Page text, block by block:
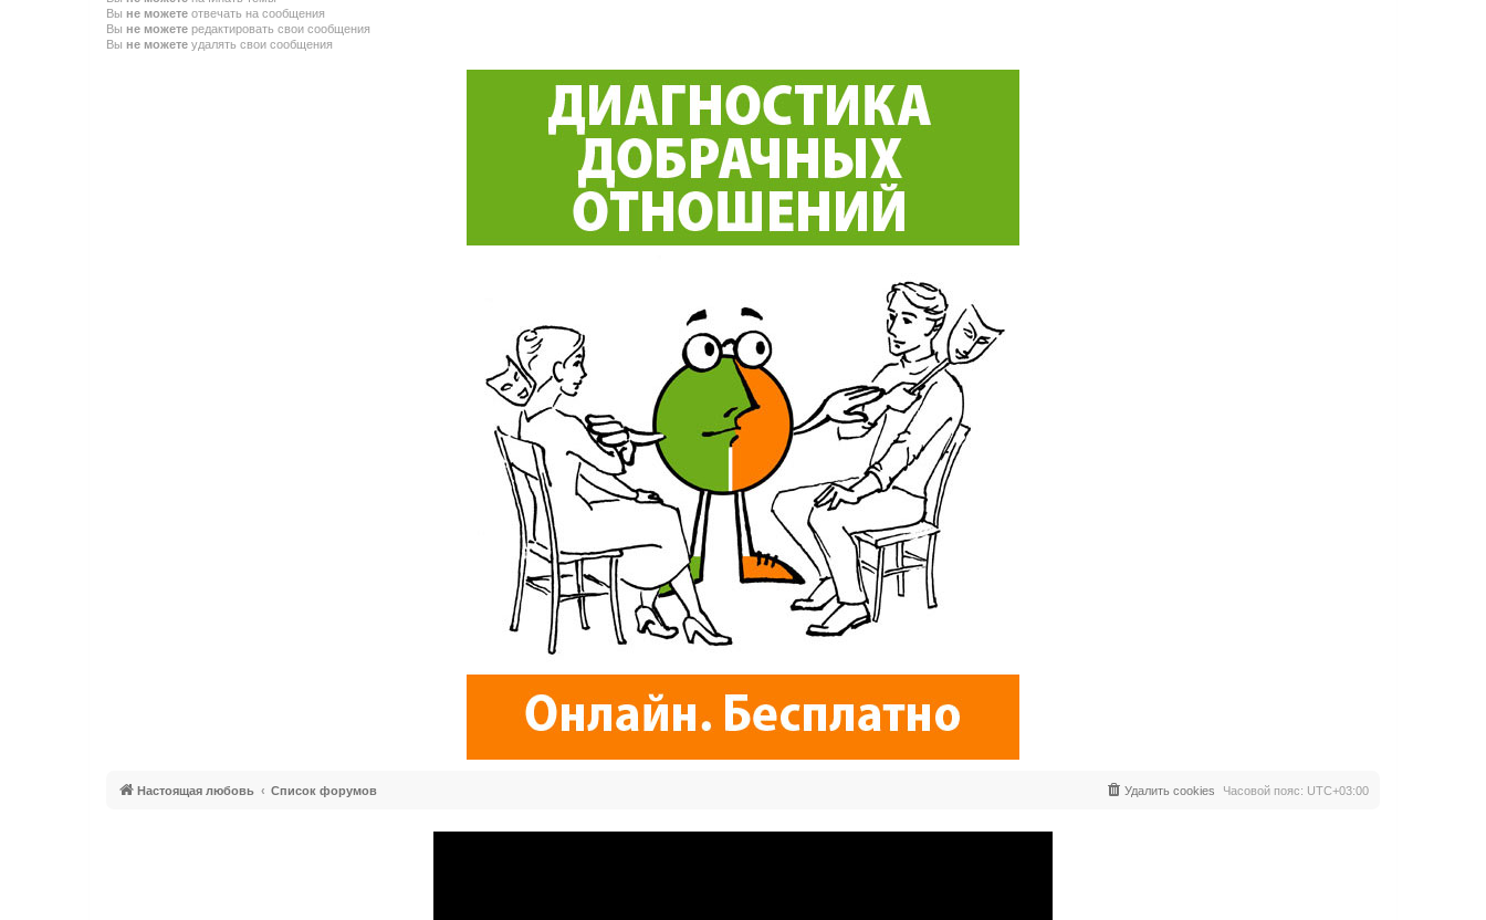
Вы не можете отвечать на сообщения
Вы не можете редактировать свои сообщения
Вы не можете удалять свои сообщения
Настоящая любовь Список форумов Часовой пояс: UTC+03:00
Удалить cookies